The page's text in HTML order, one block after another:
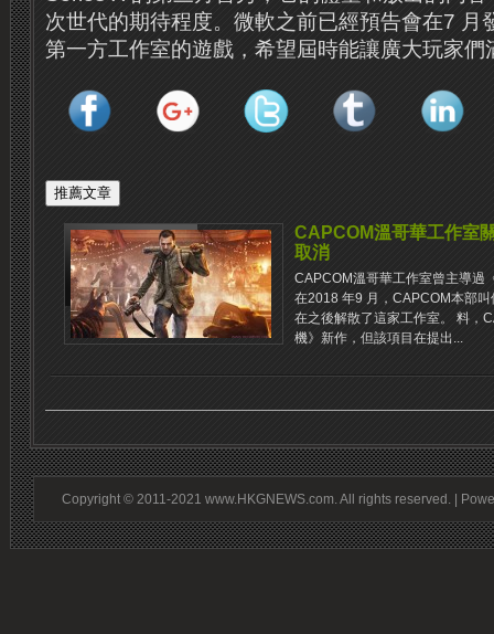
次世代的期待程度。微軟之前已經預告會在7 月
第一方工作室的遊戲，希望屆時能讓廣大玩家們
CAPCOM溫哥華工作室
取消
CAPCOM溫哥華工作室曾主導過
在2018 年9 月，CAPCOM本部
在之後解散了這家工作室。 料，
機》新作，但該項目在提出...
Copyright © 2011-2021 www.HKGNEWS.com. All rights reserved. |